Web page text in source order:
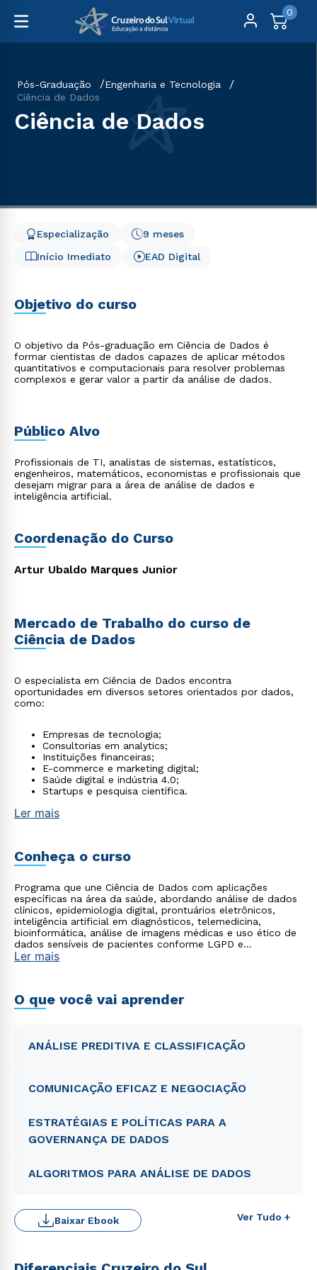
0
Pós-Graduação
Engenharia e Tecnologia
Ciência de Dados
Ciência de Dados
Início Imediato
9 meses
Especialização
EAD Digital
Objetivo do curso
O objetivo da Pós-graduação em Ciência de Dados é
formar cientistas de dados capazes de aplicar métodos
quantitativos e computacionais para resolver problemas
complexos e gerar valor a partir da análise de dados.
Público Alvo
Profissionais de TI, analistas de sistemas, estatísticos,
engenheiros, matemáticos, economistas e profissionais que
desejam migrar para a área de análise de dados e
inteligência artificial.
Coordenação do Curso
Artur Ubaldo Marques Junior
Mercado de Trabalho do curso de
Ciência de Dados
O especialista em Ciência de Dados encontra
oportunidades em diversos setores orientados por dados,
como:
Empresas de tecnologia;
Consultorias em analytics;
Instituições financeiras;
E-commerce e marketing digital;
Saúde digital e indústria 4.0;
Startups e pesquisa científica.
Ler mais
Conheça o curso
Programa que une Ciência de Dados com aplicações
específicas na área da saúde, abordando análise de dados
clínicos, epidemiologia digital, prontuários eletrônicos,
inteligência artificial em diagnósticos, telemedicina,
bioinformática, análise de imagens médicas e uso ético de
dados sensíveis de pacientes conforme LGPD e
regulamentações sanitárias.
Ler mais
O que você vai aprender
ANÁLISE PREDITIVA E CLASSIFICAÇÃO
COMUNICAÇÃO EFICAZ E NEGOCIAÇÃO
ESTRATÉGIAS E POLÍTICAS PARA A
GOVERNANÇA DE DADOS
ALGORITMOS PARA ANÁLISE DE DADOS
Ver Tudo +
Baixar Ebook